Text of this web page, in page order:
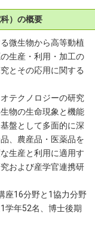
）の概要
微生物から高等動植
生産・利用・加工の
とその応用に関する
テクノロジーの研究
物の生命現象と機能
盤として多面的に深
、農産品・医薬品を
生産と利用に適用す
および産学官連携研
座16分野と1協力分野
学年52名、博士後期